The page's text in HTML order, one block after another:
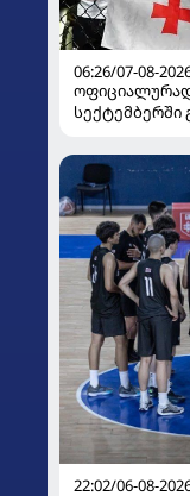
06:26/07-08-
სექტემბერში
22:02/06-08-